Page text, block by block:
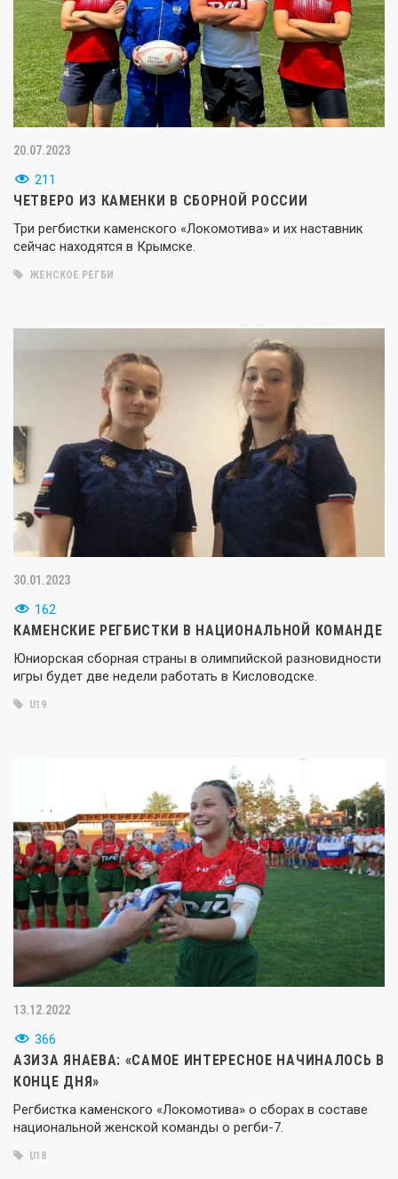
20.07.2023
211
ЧЕТВЕРО ИЗ КАМЕНКИ В СБОРНОЙ РОССИИ
Три регбистки каменского «Локомотива» и их наставник
сейчас находятся в Крымске.
ЖЕНСКОЕ РЕГБИ
30.01.2023
162
КАМЕНСКИЕ РЕГБИСТКИ В НАЦИОНАЛЬНОЙ КОМАНДЕ
Юниорская сборная страны в олимпийской разновидности
игры будет две недели работать в Кисловодске.
U19
13.12.2022
366
АЗИЗА ЯНАЕВА: «САМОЕ ИНТЕРЕСНОЕ НАЧИНАЛОСЬ В
КОНЦЕ ДНЯ»
Регбистка каменского «Локомотива» о сборах в составе
национальной женской команды о регби-7.
U18